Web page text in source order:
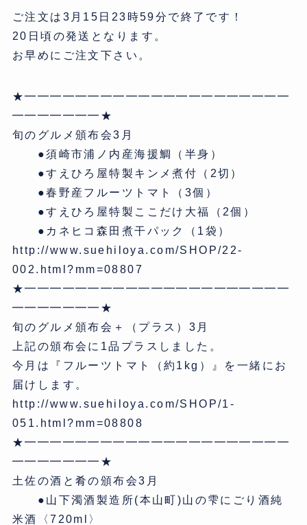
ご注文は3月15日23時59分で終了です！
20日頃の発送となります。
お早めにご注文下さい。
★━━━━━━━━━━━━━━━━━━━━━
━━━━━━━★
旬のグルメ頒布会3月
●須崎市浦ノ内産海援鯛（半身）
●すえひろ屋特製キンメ煮付（2切）
●春野産フルーツトマト（3個）
●すえひろ屋特製ここだけ大福（2個）
●カネヒコ森田煮干パック（1袋）
http://www.suehiloya.com/SHOP/22-
002.html?mm=08807
★━━━━━━━━━━━━━━━━━━━━━
━━━━━━━★
旬のグルメ頒布会＋（プラス）3月
上記の頒布会に1品プラスしました。
今月は『フルーツトマト（約1kg）』を一緒にお
届けします。
http://www.suehiloya.com/SHOP/1-
051.html?mm=08808
★━━━━━━━━━━━━━━━━━━━━━
━━━━━━━★
土佐の酒と肴の頒布会3月
●山下濁酒製造所(本山町)山の雫にごり酒純
米酒〈720ml〉